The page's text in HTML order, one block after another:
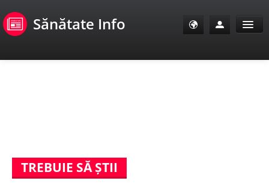
Sănătate Info
E-Sănătate Pacienți
TREBUIE SĂ ȘTII